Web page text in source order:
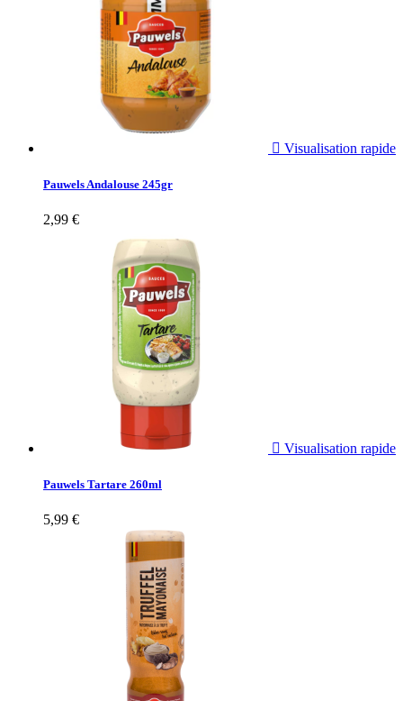
 Visualisation rapide
Pauwels Andalouse 245gr
2,99 €
 Visualisation rapide
Pauwels Tartare 260ml
5,99 €